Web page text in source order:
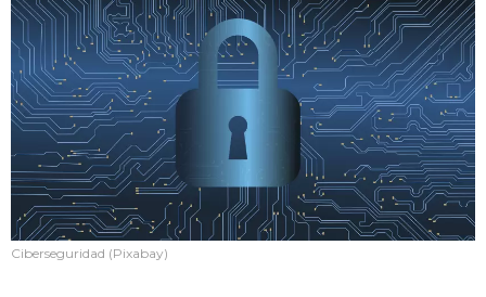
Ciberseguridad (Pixabay)